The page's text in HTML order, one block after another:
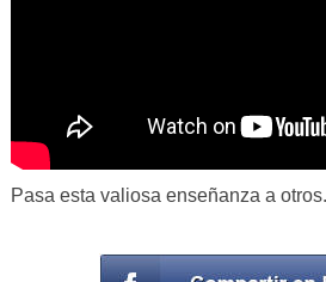
Pasa esta valiosa enseñanza a